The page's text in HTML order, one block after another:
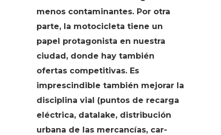
menos contaminantes. Por otra
parte, la motocicleta tiene un
papel protagonista en nuestra
ciudad, donde hay también
ofertas competitivas. Es
imprescindible también mejorar la
disciplina vial (puntos de recarga
eléctrica, datalake, distribución
urbana de las mercancías, car-